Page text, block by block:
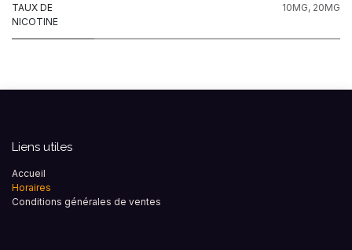
TAUX DE
NICOTINE
10MG, 20MG
Liens utiles
Accueil
Horaires
Conditions générales de ventes